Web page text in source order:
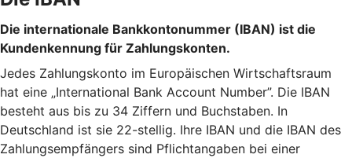
Die internationale Bankkontonummer (IBAN) ist die
Kundenkennung für Zahlungskonten.
Jedes Zahlungskonto im Europäischen Wirtschaftsraum
hat eine „International Bank Account Number”. Die IBAN
besteht aus bis zu 34 Ziffern und Buchstaben. In
Deutschland ist sie 22-stellig. Ihre IBAN und die IBAN des
Zahlungsempfängers sind Pflichtangaben bei einer